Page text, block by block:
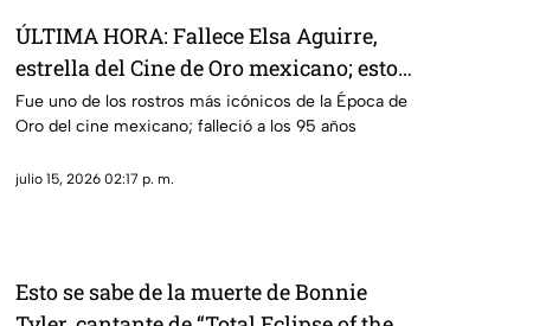
ÚLTIMA HORA: Fallece Elsa Aguirre,
estrella del Cine de Oro mexicano; esto
sabemos
Fue uno de los rostros más icónicos de la Época de
Oro del cine mexicano; falleció a los 95 años
julio 15, 2026 02:17 p. m.
Esto se sabe de la muerte de Bonnie